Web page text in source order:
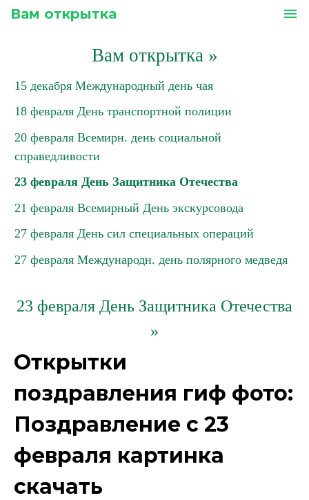
Вам открытка menu
Вам открытка»
15 декабря Международный день чая
18 февраля День транспортной полиции
20 февраля Всемирн. день социальной
справедливости
23 февраля День Защитника Отечества
21 февраля Всемирный День экскурсовода
27 февраля День сил специальных операций
27 февраля Международн. день полярного медведя
23 февраля День Защитника Отечества
»
Открытки
поздравления гиф фото:
Поздравление с 23
февраля картинка
скачать